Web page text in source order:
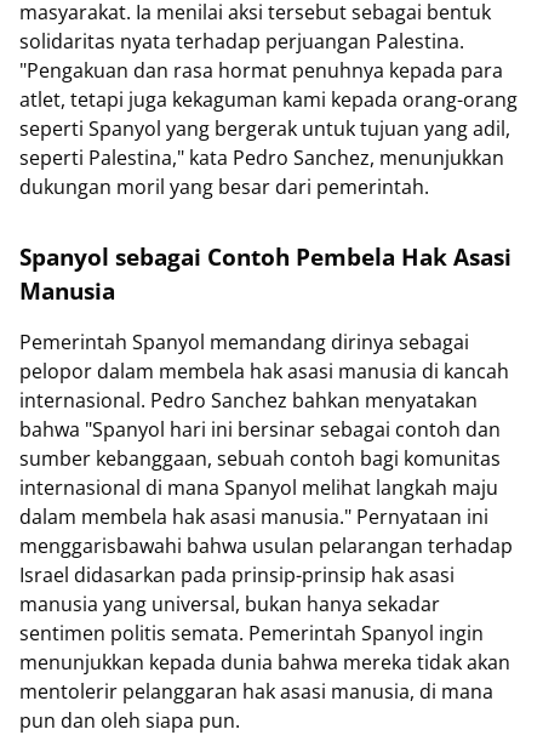
masyarakat. Ia menilai aksi tersebut sebagai bentuk
solidaritas nyata terhadap perjuangan Palestina.
"Pengakuan dan rasa hormat penuhnya kepada para
atlet, tetapi juga kekaguman kami kepada orang-orang
seperti Spanyol yang bergerak untuk tujuan yang adil,
seperti Palestina," kata Pedro Sanchez, menunjukkan
dukungan moril yang besar dari pemerintah.
Spanyol sebagai Contoh Pembela Hak Asasi
Manusia
Pemerintah Spanyol memandang dirinya sebagai
pelopor dalam membela hak asasi manusia di kancah
internasional. Pedro Sanchez bahkan menyatakan
bahwa "Spanyol hari ini bersinar sebagai contoh dan
sumber kebanggaan, sebuah contoh bagi komunitas
internasional di mana Spanyol melihat langkah maju
dalam membela hak asasi manusia." Pernyataan ini
menggarisbawahi bahwa usulan pelarangan terhadap
Israel didasarkan pada prinsip-prinsip hak asasi
manusia yang universal, bukan hanya sekadar
sentimen politis semata. Pemerintah Spanyol ingin
menunjukkan kepada dunia bahwa mereka tidak akan
mentolerir pelanggaran hak asasi manusia, di mana
pun dan oleh siapa pun.